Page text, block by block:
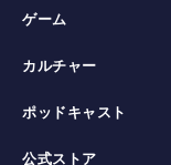
ゲーム
カルチャー
ポッドキャスト
公式ストア